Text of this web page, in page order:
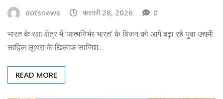
dotsnews फरवरी 28, 2026 0
भारत के रक्षा क्षेत्र में ‘आत्मनिर्भर भारत’ के विजन को आगे बढ़ा रहे युवा उद्यमी
साहिल लूथरा के खिलाफ साजिश…
READ MORE